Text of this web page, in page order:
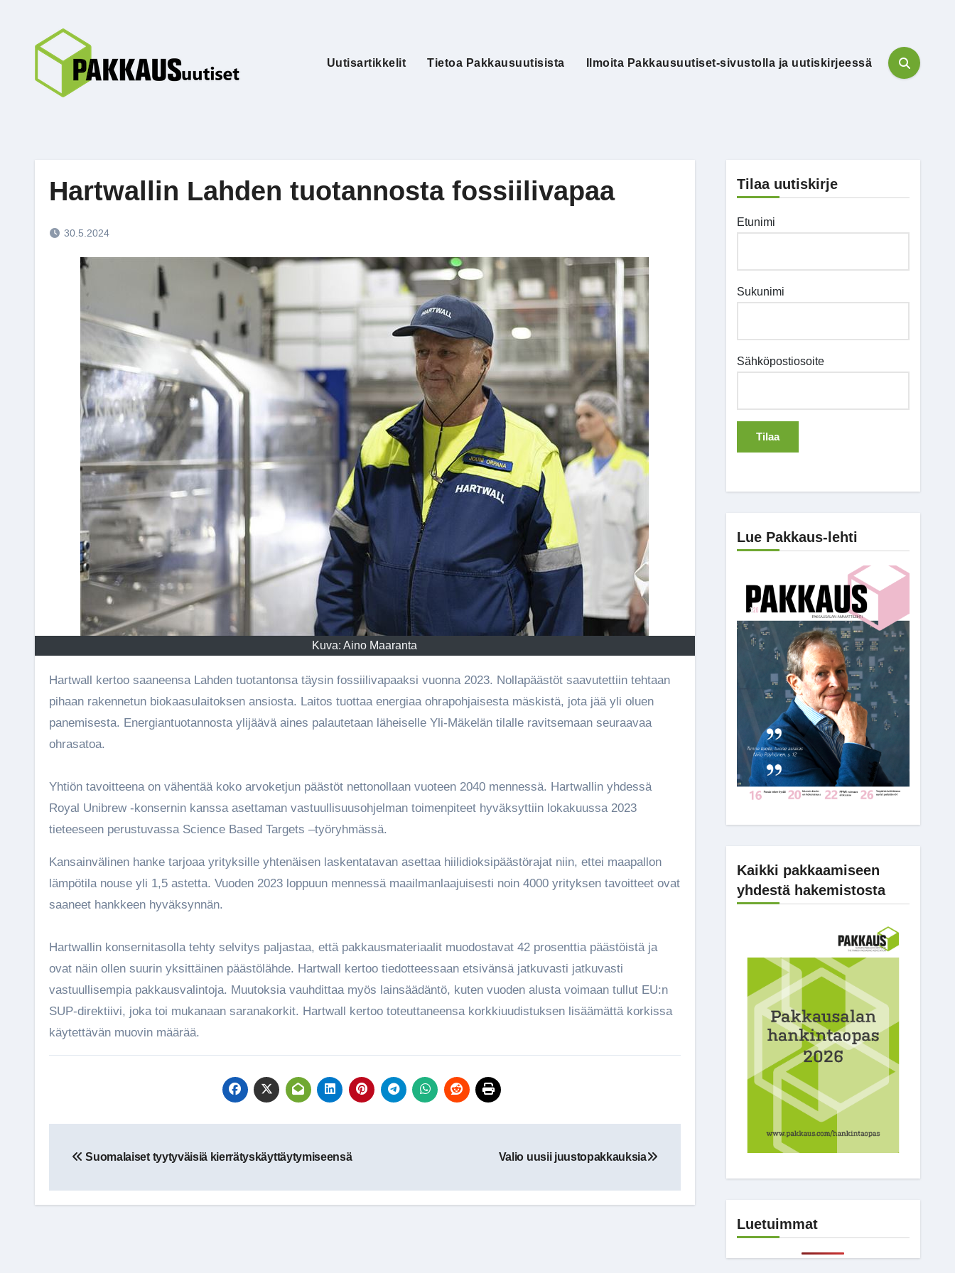
content
Uutisartikkelit
Tietoa Pakkausuutisista Ilmoita Pakkausuutiset-sivustolla ja uutiskirjeessä
Hartwallin Lahden tuotannosta fossiilivapaa
30.5.2024
Kuva: Aino Maaranta
Hartwall kertoo saaneensa Lahden tuotantonsa täysin fossiilivapaaksi vuonna 2023. Nollapäästöt saavutettiin tehtaan
pihaan rakennetun biokaasulaitoksen ansiosta. Laitos tuottaa energiaa ohrapohjaisesta mäskistä, jota jää yli oluen
panemisesta. Energiantuotannosta ylijäävä aines palautetaan läheiselle Yli-Mäkelän tilalle ravitsemaan seuraavaa
ohrasatoa.
Yhtiön tavoitteena on vähentää koko arvoketjun päästöt nettonollaan vuoteen 2040 mennessä. Hartwallin yhdessä
Royal Unibrew -konsernin kanssa asettaman vastuullisuusohjelman toimenpiteet hyväksyttiin lokakuussa 2023
tieteeseen perustuvassa Science Based Targets –työryhmässä.
Kansainvälinen hanke tarjoaa yrityksille yhtenäisen laskentatavan asettaa hiilidioksipäästörajat niin, ettei maapallon
lämpötila nouse yli 1,5 astetta. Vuoden 2023 loppuun mennessä maailmanlaajuisesti noin 4000 yrityksen tavoitteet ovat
saaneet hankkeen hyväksynnän.
Hartwallin konsernitasolla tehty selvitys paljastaa, että pakkausmateriaalit muodostavat 42 prosenttia päästöistä ja
ovat näin ollen suurin yksittäinen päästölähde. Hartwall kertoo tiedotteessaan etsivänsä jatkuvasti jatkuvasti
vastuullisempia pakkausvalintoja. Muutoksia vauhdittaa myös lainsäädäntö, kuten vuoden alusta voimaan tullut EU:n
SUP-direktiivi, joka toi mukanaan saranakorkit. Hartwall kertoo toteuttaneensa korkkiuudistuksen lisäämättä korkissa
käytettävän muovin määrää.
selaus
Suomalaiset tyytyväisiä kierrätyskäyttäytymiseensä Valio uusii juustopakkauksia
Tilaa uutiskirje
Etunimi
Sukunimi
Sähköpostiosoite
Lue Pakkaus-lehti
Kaikki pakkaamiseen
yhdestä hakemistosta
Luetuimmat